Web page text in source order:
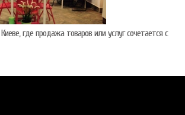
где продажа товаров или услуг сочетается с